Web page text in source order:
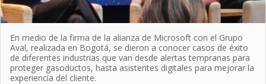
En medio de la firma de la alianza de Microsoft con el Grupo
Aval, realizada en Bogotá, se dieron a conocer casos de éxito
de diferentes industrias que van desde alertas tempranas para
proteger gasoductos, hasta asistentes digitales para mejorar la
experiencia del cliente.